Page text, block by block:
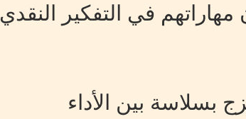
في التفكير النقدي
بسلاسة بين الأداء